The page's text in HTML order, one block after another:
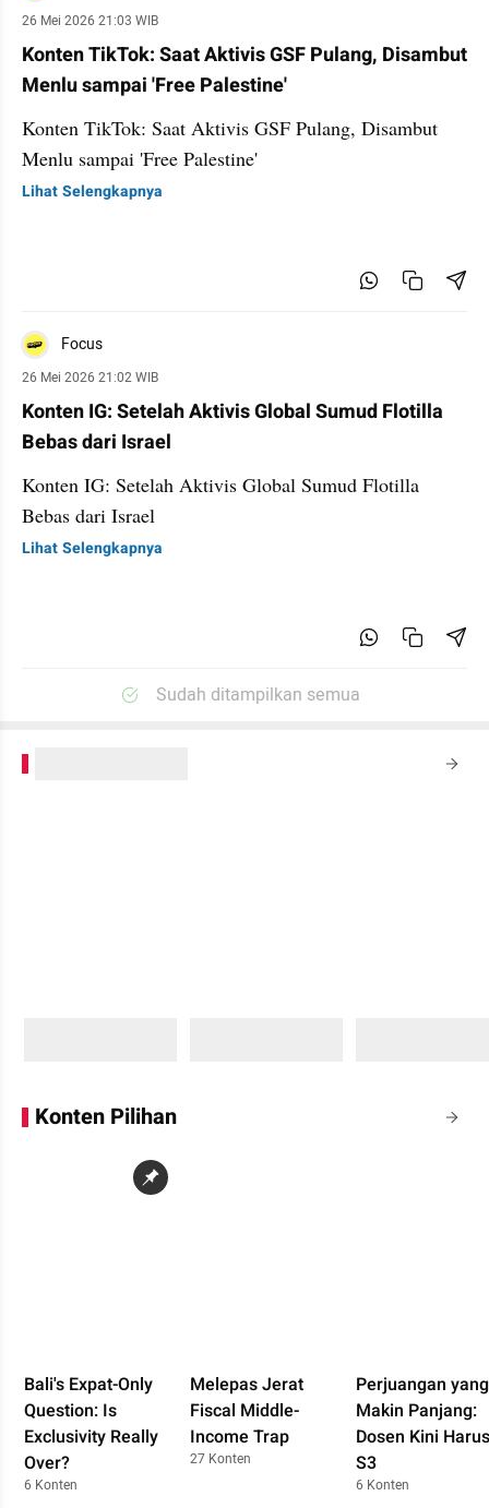
26 Mei 2026 21:03 WIB
Konten TikTok: Saat Aktivis GSF Pulang, Disambut
Menlu sampai 'Free Palestine'
Konten TikTok: Saat Aktivis GSF Pulang, Disambut
Menlu sampai 'Free Palestine'
Lihat Selengkapnya
Focus
26 Mei 2026 21:02 WIB
Konten IG: Setelah Aktivis Global Sumud Flotilla
Bebas dari Israel
Konten IG: Setelah Aktivis Global Sumud Flotilla
Bebas dari Israel
Lihat Selengkapnya
Sudah ditampilkan semua
Konten Pilihan
Bali's Expat-Only
Question: Is
Exclusivity Really
Over?
6 Konten
Melepas Jerat
Fiscal Middle-
Income Trap
27 Konten
Perjuangan yang
Makin Panjang:
Dosen Kini Harus
S3
6 Konten